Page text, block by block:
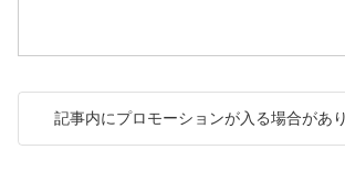
記事内にプロモーションが入る場合があ